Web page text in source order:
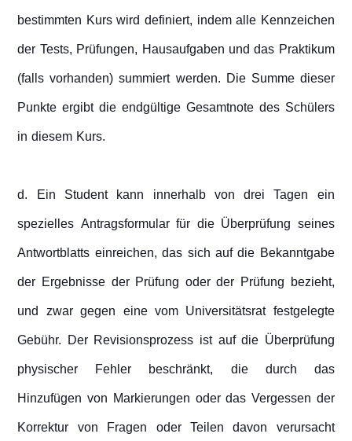
bestimmten Kurs wird definiert, indem alle Kennzeichen
der Tests, Prüfungen, Hausaufgaben und das Praktikum
(falls vorhanden) summiert werden. Die Summe dieser
Punkte ergibt die endgültige Gesamtnote des Schülers
in diesem Kurs.
d. Ein Student kann innerhalb von drei Tagen ein
spezielles Antragsformular für die Überprüfung seines
Antwortblatts einreichen, das sich auf die Bekanntgabe
der Ergebnisse der Prüfung oder der Prüfung bezieht,
und zwar gegen eine vom Universitätsrat festgelegte
Gebühr. Der Revisionsprozess ist auf die Überprüfung
physischer Fehler beschränkt, die durch das
Hinzufügen von Markierungen oder das Vergessen der
Korrektur von Fragen oder Teilen davon verursacht